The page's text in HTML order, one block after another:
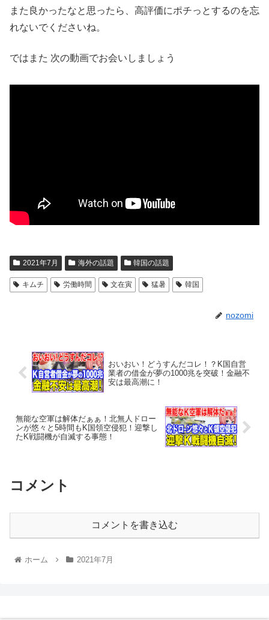
また良かったなと思ったら、高評価にポチっとするのを忘
れないでくださいね。
ではまた 次の動画でお会いしましょう
2021年7月 海外の話題 韓国の話題
キムチ 労働時間 文在寅 猛暑 韓国
nozomi
おいおい！どうすんだコレ！？K国自営
業者の借金が夢の1000兆を突破！金融不
安は最高潮に！
無能な空軍は解体だぁぁ！北無人ドロー
ンが悠々と5時間もK国領空侵犯！迎撃し
たK戦闘機が自滅する事態！
コメント
コメントを書き込む
ホーム 2021年7月